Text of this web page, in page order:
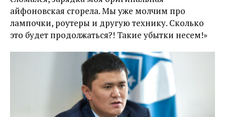
айфоновская сгорела. Мы уже молчим про
лампочки, роутеры и другую технику. Сколько
это будет продолжаться?! Такие убытки несем!»